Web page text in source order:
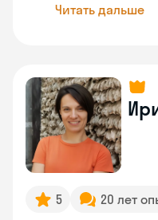
Читать дальше
5 20 лет